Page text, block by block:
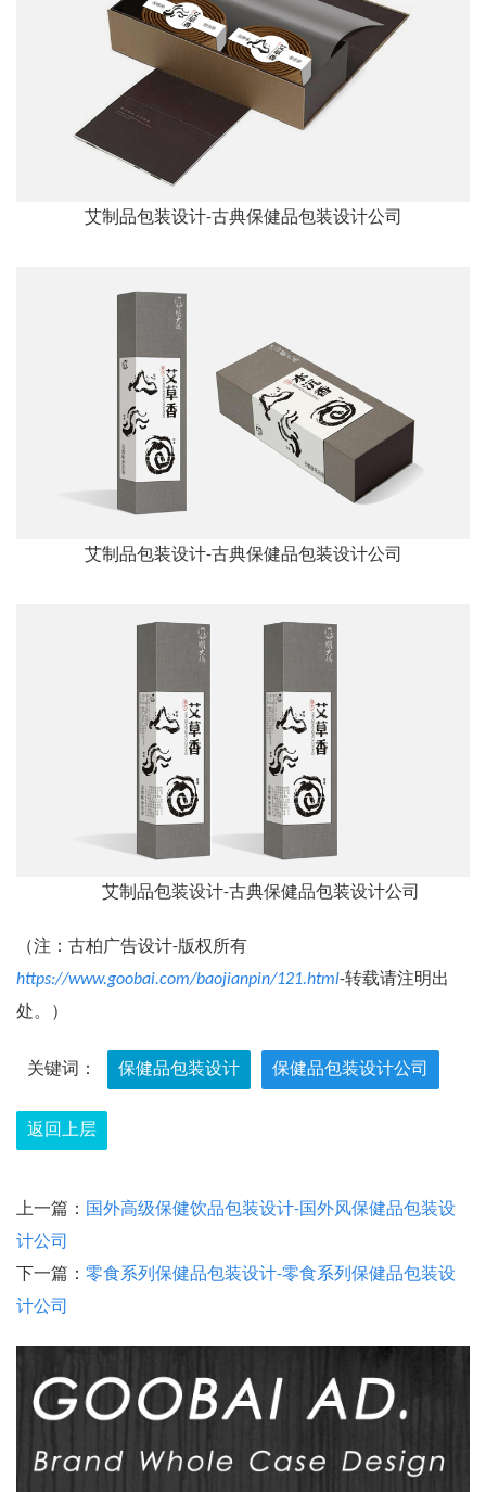
艾制品包装设计-古典保健品包装设计公司
艾制品包装设计-古典保健品包装设计公司
艾制品包装设计-古典保健品包装设计公司
（注：古柏广告设计-版权所有
https://www.goobai.com/baojianpin/121.html-转载请注明出
处。）
关键词： 保健品包装设计 保健品包装设计公司
返回上层
上一篇：
国外高级保健饮品包装设计-国外风保健品包装设
计公司
下一篇： 零食系列保健品包装设计-零食系列保健品包装设
计公司